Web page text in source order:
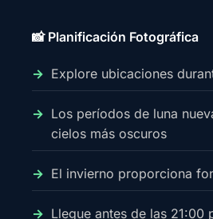
📸 Planificación Fotográfica
Explore ubicaciones
Los períodos de luna
cielos más oscuros
El invierno proporciona
Llegue antes de las 21:00